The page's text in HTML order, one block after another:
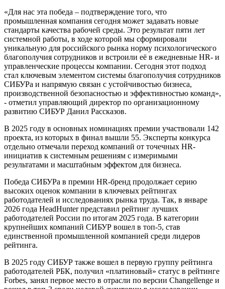
«Для нас эта победа – подтверждение того, что
промышленная компания сегодня может задавать новые
стандарты качества рабочей среды. Это результат пяти лет
системной работы, в ходе которой мы сформировали
уникальную для российского рынка норму психологического
благополучия сотрудников и встроили её в ежедневные HR- и
управленческие процессы компании. Сегодня этот подход
стал ключевым элементом системы благополучия сотрудников
СИБУРа и напрямую связан с устойчивостью бизнеса,
производственной безопасностью и эффективностью команд»,
- отметил управляющий директор по организационному
развитию СИБУР Данил Рассказов.
В 2025 году в основных номинациях премии участвовали 142
проекта, из которых в финал вышли 55. Эксперты конкурса
отдельно отмечали переход компаний от точечных HR-
инициатив к системным решениям с измеримыми
результатами и масштабным эффектом для бизнеса.
Победа СИБУРа в премии HR-бренд продолжает серию
высоких оценок компании в ключевых рейтингах
работодателей и исследованиях рынка труда. Так, в январе
2026 года HeadHunter представил рейтинг лучших
работодателей России по итогам 2025 года. В категории
крупнейших компаний СИБУР вошел в топ-5, став
единственной промышленной компанией среди лидеров
рейтинга.
В 2025 году СИБУР также вошел в первую группу рейтинга
работодателей РБК, получил «платиновый» статус в рейтинге
Forbes, занял первое место в отрасли по версии Changellenge и